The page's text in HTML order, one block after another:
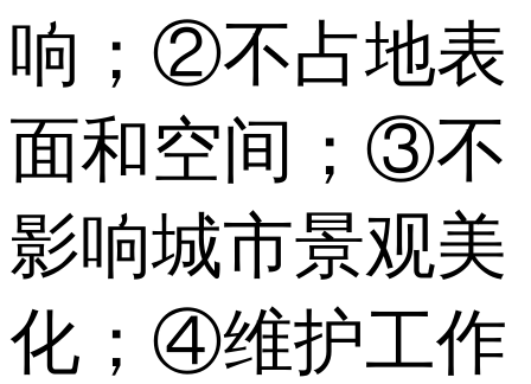
响；②不占地表
面和空间；③不
影响城市景观美
化；④维护工作